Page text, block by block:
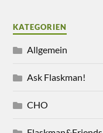
KATEGORIEN
Allgemein
Ask Flaskman!
CHO